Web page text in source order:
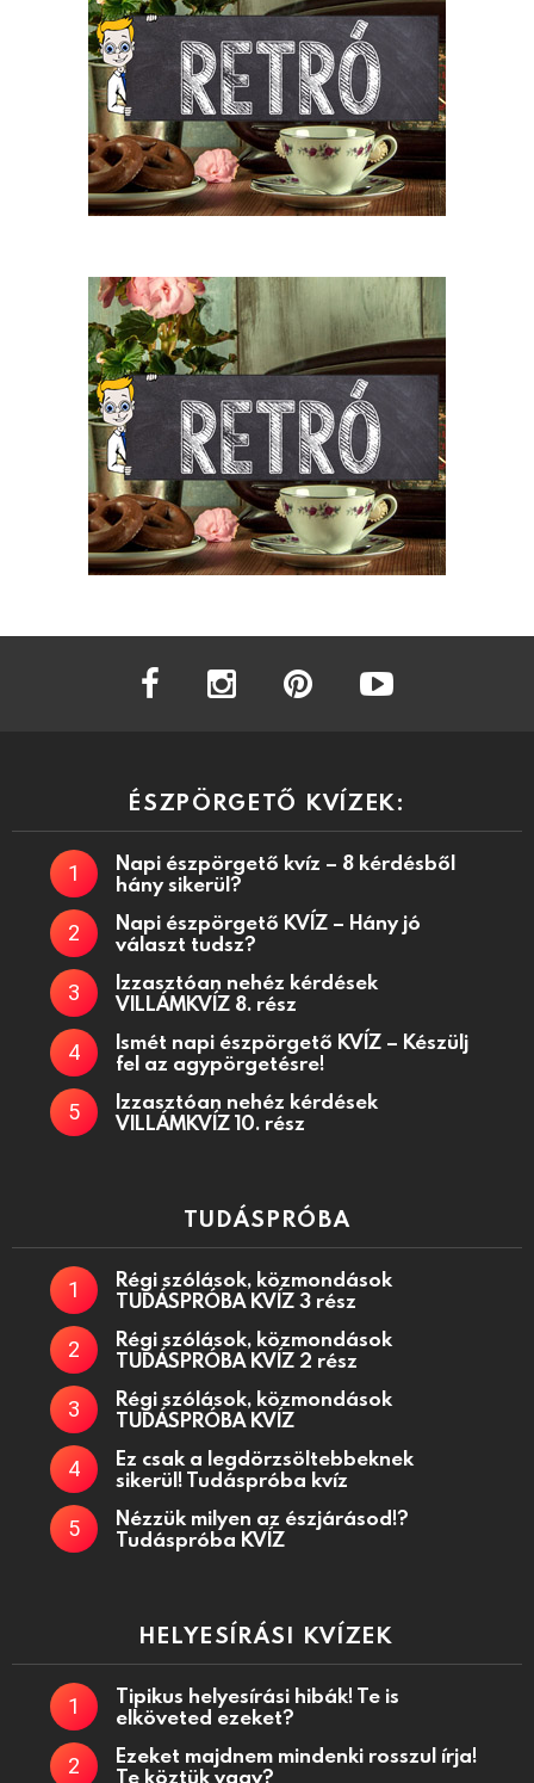
facebook instagram
ÉSZPÖRGETŐ KVÍZEK:
Napi észpörgető kvíz – 8 kérdésből
hány sikerül?
Napi észpörgető KVÍZ – Hány jó
választ tudsz?
Izzasztóan nehéz kérdések
VILLÁMKVÍZ 8. rész
Ismét napi észpörgető KVÍZ – Készülj
fel az agypörgetésre!
Izzasztóan nehéz kérdések
VILLÁMKVÍZ 10. rész
TUDÁSPRÓBA
Régi szólások, közmondások
TUDÁSPRÓBA KVÍZ 3 rész
Régi szólások, közmondások
TUDÁSPRÓBA KVÍZ 2 rész
Régi szólások, közmondások
TUDÁSPRÓBA KVÍZ
Ez csak a legdörzsöltebbeknek
sikerül! Tudáspróba kvíz
Nézzük milyen az észjárásod!?
Tudáspróba KVÍZ
HELYESÍRÁSI KVÍZEK
Tipikus helyesírási hibák! Te is
elköveted ezeket?
Ezeket majdnem mindenki rosszul írja!
Te köztük vagy?